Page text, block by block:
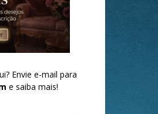
Envie e-mail para
e saiba mais!